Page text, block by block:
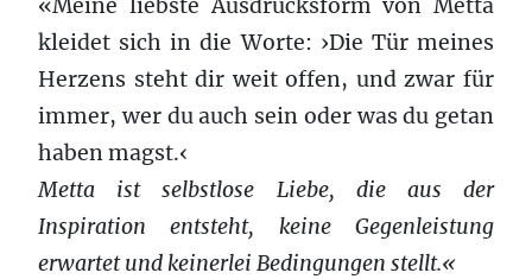
«Meine liebste Ausdrucksform von Metta
kleidet sich in die Worte: ›Die Tür meines
Herzens steht dir weit offen, und zwar für
immer, wer du auch sein oder was du getan
haben magst.‹
Metta ist selbstlose Liebe, die aus der
Inspiration entsteht, keine Gegenleistung
erwartet und keinerlei Bedingungen stellt.«